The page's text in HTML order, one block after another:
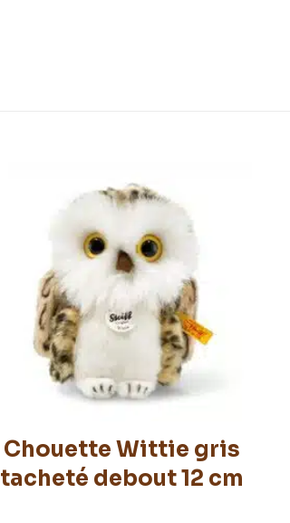
Chouette Wittie gris
tacheté debout 12 cm